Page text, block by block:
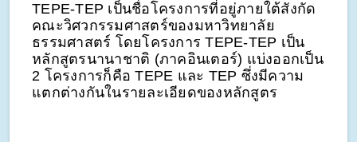
TEPE-TEP เป็นชื่อโครงการที่อยู่ภายใต้สังกัด
คณะวิศวกรรมศาสตร์ของมหาวิทยาลัย
ธรรมศาสตร์ โดยโครงการ TEPE-TEP เป็น
หลักสูตรนานาชาติ (ภาคอินเตอร์) แบ่งออกเป็น
2 โครงการก็คือ TEPE และ TEP ซึ่งมีความ
แตกต่างกันในรายละเอียดของหลักสูตร